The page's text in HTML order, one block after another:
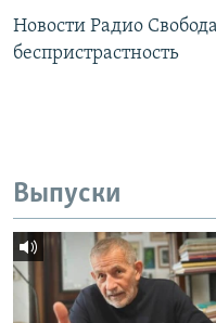
Новости Радио
беспристрастность
Выпуски